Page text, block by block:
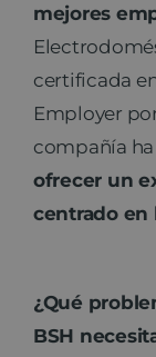
mejores
certificada
Employer
compañía
ofrecer un
centrado en
¿Qué
BSH